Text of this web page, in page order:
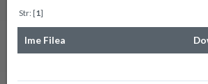
Str: [1]
Ime Filea